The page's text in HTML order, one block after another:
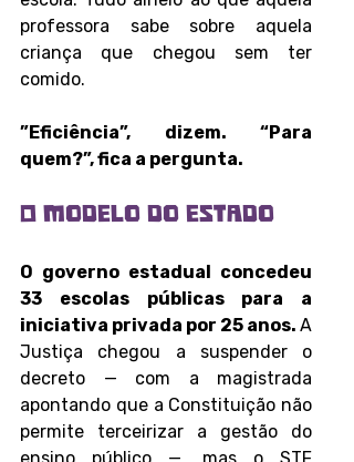
professora sabe sobre aquela
criança que chegou sem ter
comido.
”Eficiência”, dizem. “Para
quem?”, fica a pergunta.
O modelo do estado
O governo estadual concedeu
33 escolas públicas para a
iniciativa privada por 25 anos. A
Justiça chegou a suspender o
decreto — com a magistrada
apontando que a Constituição não
permite terceirizar a gestão do